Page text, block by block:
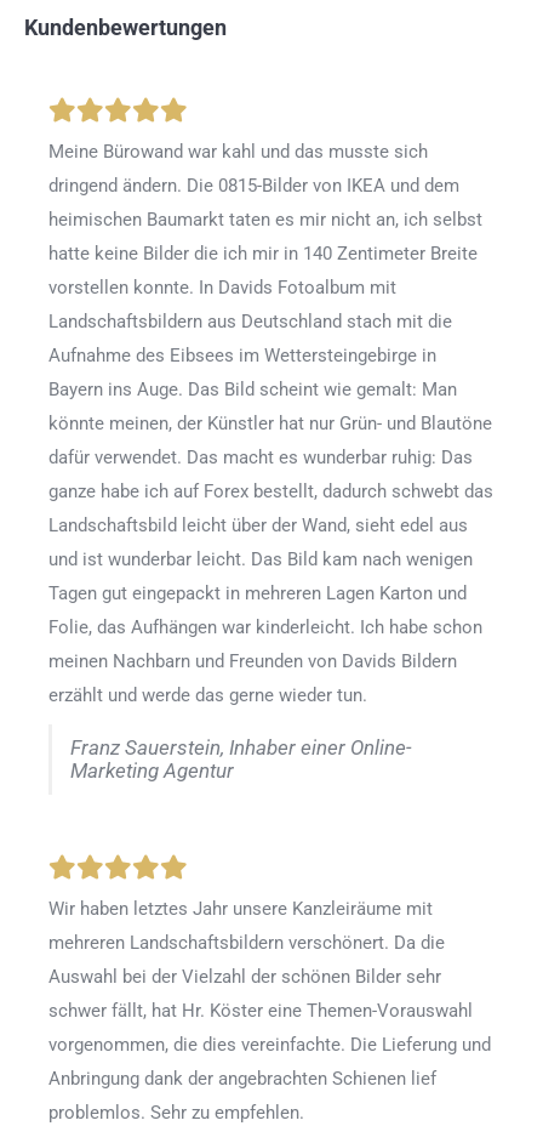
Kundenbewertungen
Meine Bürowand war kahl und das musste sich
dringend ändern. Die 0815-Bilder von IKEA und dem
heimischen Baumarkt taten es mir nicht an, ich selbst
hatte keine Bilder die ich mir in 140 Zentimeter Breite
vorstellen konnte. In Davids Fotoalbum mit
Landschaftsbildern aus Deutschland stach mit die
Aufnahme des Eibsees im Wettersteingebirge in
Bayern ins Auge. Das Bild scheint wie gemalt: Man
könnte meinen, der Künstler hat nur Grün- und Blautöne
dafür verwendet. Das macht es wunderbar ruhig: Das
ganze habe ich auf Forex bestellt, dadurch schwebt das
Landschaftsbild leicht über der Wand, sieht edel aus
und ist wunderbar leicht. Das Bild kam nach wenigen
Tagen gut eingepackt in mehreren Lagen Karton und
Folie, das Aufhängen war kinderleicht. Ich habe schon
meinen Nachbarn und Freunden von Davids Bildern
erzählt und werde das gerne wieder tun.
Franz Sauerstein, Inhaber einer Online-
Marketing Agentur
Wir haben letztes Jahr unsere Kanzleiräume mit
mehreren Landschaftsbildern verschönert. Da die
Auswahl bei der Vielzahl der schönen Bilder sehr
schwer fällt, hat Hr. Köster eine Themen-Vorauswahl
vorgenommen, die dies vereinfachte. Die Lieferung und
Anbringung dank der angebrachten Schienen lief
problemlos. Sehr zu empfehlen.